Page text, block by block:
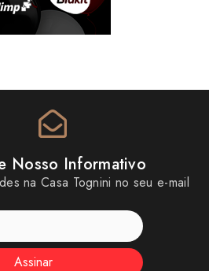
Nosso Informativo
na Casa Tognini no seu e-mail
Assinar